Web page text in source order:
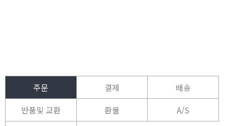
주문 결제
배송
반품및 교환
환불
A/S